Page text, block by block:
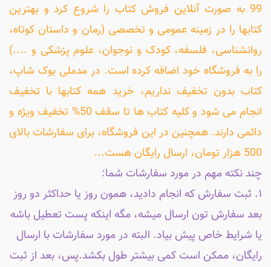
99 به صورت آنلاین فروش کتاب را شروع کرد و بهترین
کتابها را در زمینه عمومی و تخصصی (رمان و داستان کوتاه،
روانشناسی، فلسفه، کودک و نوجوان، علوم پزشکی و ....)
را به فروشگاه خود اضافه کرده است. در مدملی بوک شاپ،
کتاب بدون تخفیف نداریم، خرید همه کتابها با تخفیف
انجام می شود و کلیه کتاب ها تا سقف 50% تخفیف ویژه و
دائمی دارند. همچنین در این فروشگاه، برای سفارشات بالای
500 هزار تومان، ارسال رایگان هست...
چند نکته مهم در مورد سفارشات شما:
۱. ثبت سفارش که انجام دادید، همون روز یا حداکثر دو روز
بعد سفارش تون ارسال میشه، مگه اینکه پست تعطیل باشه
یا شرایط خاص پیش بیاد. البته در مورد سفارشات با ارسال
رایگان، ممکن است کمی بیشتر طول بکشد.پس، بعد از ثبت